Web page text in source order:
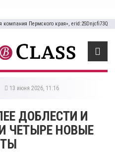
Пермского края», erid:2SDnjcfi73Q
13 июня 2026, 11:16
ДОБЛЕСТИ И
ЧЕТЫРЕ НОВЫЕ